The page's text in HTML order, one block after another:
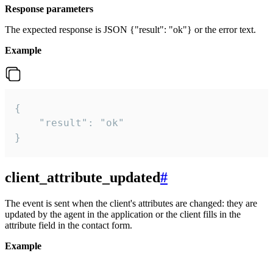
Response parameters
The expected response is JSON {"result": "ok"} or the error text.
Example
{
    "result": "ok"
}
client_attribute_updated#
The event is sent when the client's attributes are changed: they are
updated by the agent in the application or the client fills in the
attribute field in the contact form.
Example